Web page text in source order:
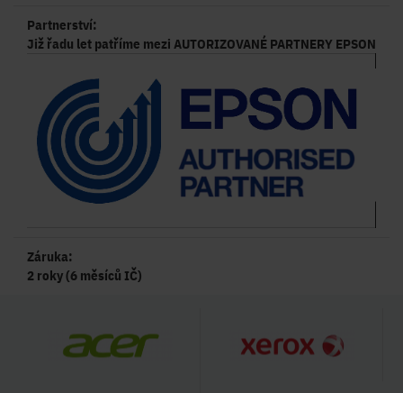
Partnerství:
Již řadu let patříme mezi AUTORIZOVANÉ PARTNERY EPSON
Záruka:
2 roky (6 měsíců IČ)